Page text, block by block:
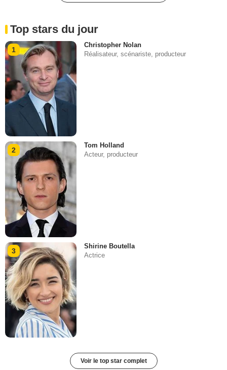
Top stars du jour
1
Christopher Nolan
Réalisateur, scénariste, producteur
2
Tom Holland
Acteur, producteur
3
Shirine Boutella
Actrice
Voir le top star complet